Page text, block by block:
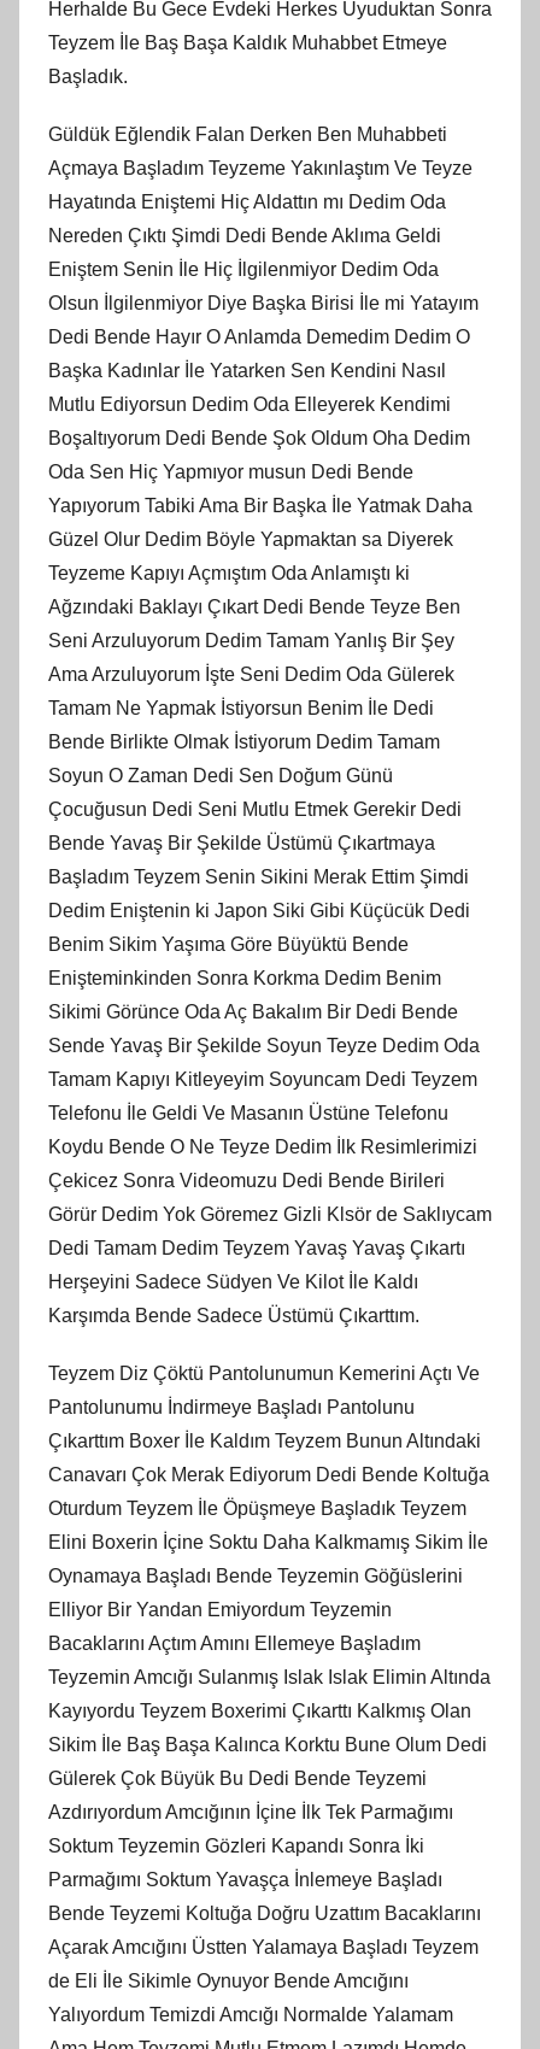
Herhalde Bu Gece Evdeki Herkes Uyuduktan Sonra
Teyzem İle Baş Başa Kaldık Muhabbet Etmeye
Başladık.
Güldük Eğlendik Falan Derken Ben Muhabbeti
Açmaya Başladım Teyzeme Yakınlaştım Ve Teyze
Hayatında Eniştemi Hiç Aldattın mı Dedim Oda
Nereden Çıktı Şimdi Dedi Bende Aklıma Geldi
Eniştem Senin İle Hiç İlgilenmiyor Dedim Oda
Olsun İlgilenmiyor Diye Başka Birisi İle mi Yatayım
Dedi Bende Hayır O Anlamda Demedim Dedim O
Başka Kadınlar İle Yatarken Sen Kendini Nasıl
Mutlu Ediyorsun Dedim Oda Elleyerek Kendimi
Boşaltıyorum Dedi Bende Şok Oldum Oha Dedim
Oda Sen Hiç Yapmıyor musun Dedi Bende
Yapıyorum Tabiki Ama Bir Başka İle Yatmak Daha
Güzel Olur Dedim Böyle Yapmaktan sa Diyerek
Teyzeme Kapıyı Açmıştım Oda Anlamıştı ki
Ağzındaki Baklayı Çıkart Dedi Bende Teyze Ben
Seni Arzuluyorum Dedim Tamam Yanlış Bir Şey
Ama Arzuluyorum İşte Seni Dedim Oda Gülerek
Tamam Ne Yapmak İstiyorsun Benim İle Dedi
Bende Birlikte Olmak İstiyorum Dedim Tamam
Soyun O Zaman Dedi Sen Doğum Günü
Çocuğusun Dedi Seni Mutlu Etmek Gerekir Dedi
Bende Yavaş Bir Şekilde Üstümü Çıkartmaya
Başladım Teyzem Senin Sikini Merak Ettim Şimdi
Dedim Eniştenin ki Japon Siki Gibi Küçücük Dedi
Benim Sikim Yaşıma Göre Büyüktü Bende
Enişteminkinden Sonra Korkma Dedim Benim
Sikimi Görünce Oda Aç Bakalım Bir Dedi Bende
Sende Yavaş Bir Şekilde Soyun Teyze Dedim Oda
Tamam Kapıyı Kitleyeyim Soyuncam Dedi Teyzem
Telefonu İle Geldi Ve Masanın Üstüne Telefonu
Koydu Bende O Ne Teyze Dedim İlk Resimlerimizi
Çekicez Sonra Videomuzu Dedi Bende Birileri
Görür Dedim Yok Göremez Gizli Klsör de Saklıycam
Dedi Tamam Dedim Teyzem Yavaş Yavaş Çıkartı
Herşeyini Sadece Südyen Ve Kilot İle Kaldı
Karşımda Bende Sadece Üstümü Çıkarttım.
Teyzem Diz Çöktü Pantolunumun Kemerini Açtı Ve
Pantolunumu İndirmeye Başladı Pantolunu
Çıkarttım Boxer İle Kaldım Teyzem Bunun Altındaki
Canavarı Çok Merak Ediyorum Dedi Bende Koltuğa
Oturdum Teyzem İle Öpüşmeye Başladık Teyzem
Elini Boxerin İçine Soktu Daha Kalkmamış Sikim İle
Oynamaya Başladı Bende Teyzemin Göğüslerini
Elliyor Bir Yandan Emiyordum Teyzemin
Bacaklarını Açtım Amını Ellemeye Başladım
Teyzemin Amcığı Sulanmış Islak Islak Elimin Altında
Kayıyordu Teyzem Boxerimi Çıkarttı Kalkmış Olan
Sikim İle Baş Başa Kalınca Korktu Bune Olum Dedi
Gülerek Çok Büyük Bu Dedi Bende Teyzemi
Azdırıyordum Amcığının İçine İlk Tek Parmağımı
Soktum Teyzemin Gözleri Kapandı Sonra İki
Parmağımı Soktum Yavaşça İnlemeye Başladı
Bende Teyzemi Koltuğa Doğru Uzattım Bacaklarını
Açarak Amcığını Üstten Yalamaya Başladı Teyzem
de Eli İle Sikimle Oynuyor Bende Amcığını
Yalıyordum Temizdi Amcığı Normalde Yalamam